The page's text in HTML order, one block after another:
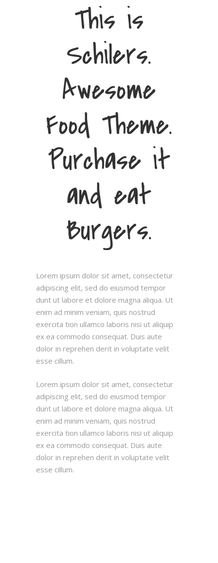
This is
Schilers.
Awesome
Food Theme.
Purchase it
and eat
Burgers.
Lorem ipsum dolor sit amet, consectetur
adipiscing elit, sed do eiusmod tempor
dunt ut labore et dolore magna aliqua. Ut
enim ad minim veniam, quis nostrud
exercita tion ullamco laboris nisi ut aliquip
ex ea commodo consequat. Duis aute
dolor in reprehen derit in voluptate velit
esse cillum.
Lorem ipsum dolor sit amet, consectetur
adipiscing elit, sed do eiusmod tempor
dunt ut labore et dolore magna aliqua. Ut
enim ad minim veniam, quis nostrud
exercita tion ullamco laboris nisi ut aliquip
ex ea commodo consequat. Duis aute
dolor in reprehen derit in voluptate velit
esse cillum.